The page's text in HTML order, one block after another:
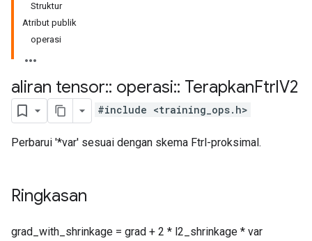
Struktur
Atribut publik
operasi
aliran tensor:: operasi:: TerapkanFtrlV2
#include <training_ops.h>
Perbarui '*var' sesuai dengan skema Ftrl-proksimal.
Ringkasan
grad_with_shrinkage = grad + 2 * l2_shrinkage * var